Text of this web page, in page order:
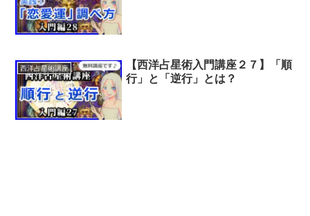
西洋占星術講座
【西洋占星術入門講座２７】「順
行」と「逆行」とは？